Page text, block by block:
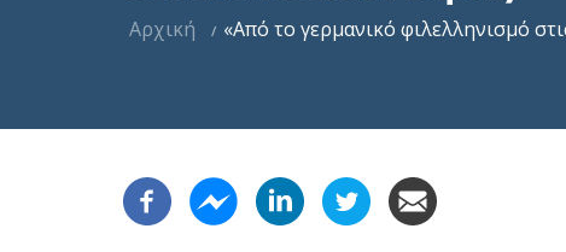
Αρχική «Από το γερμανικό φιλελληνισμό